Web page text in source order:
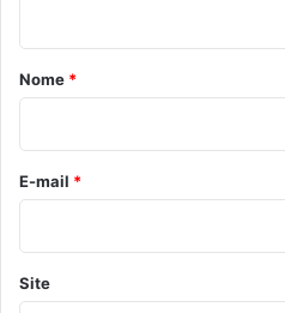
r
o
*
Nome *
E-mail *
Site